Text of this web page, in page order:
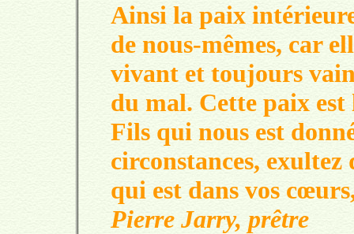
Ainsi la paix
de nous-mêmes, car
vivant et toujours
du mal. Cette paix
Fils qui nous est
circonstances,
qui est dans vos
Pierre Jarry, prêtre